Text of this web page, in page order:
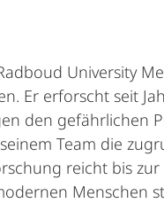
University
Er erforscht seit
den gefährlichen
Team die
reicht bis
Menschen